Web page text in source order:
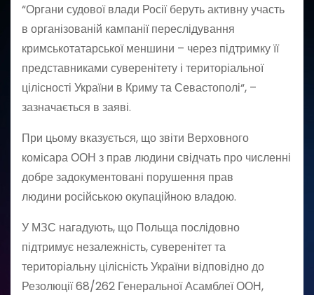
“Органи судової влади Росії беруть активну участь
в організованій кампанії переслідування
кримськотатарської меншини – через підтримку її
представниками суверенітету і територіальної
цілісності України в Криму та Севастополі“, –
зазначається в заяві.
При цьому вказується, що звіти Верховного
комісара ООН з прав людини свідчать про численні
добре задокументовані порушення прав
людини російською окупаційною владою.
У МЗС нагадують, що Польща послідовно
підтримує незалежність, суверенітет та
територіальну цілісність України відповідно до
Резолюції 68/262 Генеральної Асамблеї ООН,